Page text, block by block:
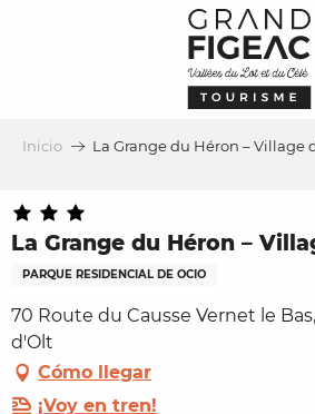
Inicio La Grange du Héron – Village
La Grange du Héron –
PARQUE RESIDENCIAL DE OCIO
70 Route du Causse Vernet le
d'Olt
Cómo llegar
¡Voy en tren!